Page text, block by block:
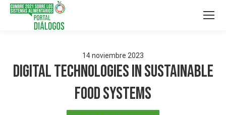
14noviembre 2023
Digital technologies in sustainable
food systems